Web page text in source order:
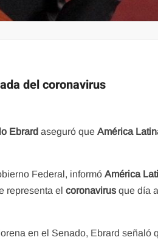
del coronavirus
Ebrard aseguró queAmérica
Federal, informóAmérica
representa elcoronavirus que día
en el Senado, Ebrard señaló